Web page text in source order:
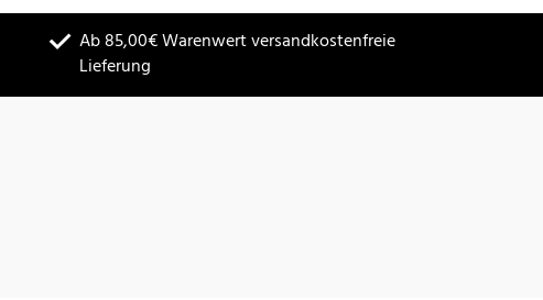
Ab 85,00€ Warenwert versandkostenfreie
Lieferung